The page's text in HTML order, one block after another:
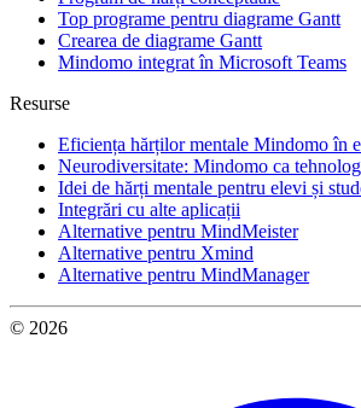
Top programe pentru diagrame Gantt
Crearea de diagrame Gantt
Mindomo integrat în Microsoft Teams
Resurse
Eficiența hărților mentale Mindomo în
Neurodiversitate: Mindomo ca
Idei de hărți mentale pentru elevi și
Integrări cu alte aplicații
Alternative pentru MindMeister
Alternative pentru Xmind
Alternative pentru MindManager
© 2026